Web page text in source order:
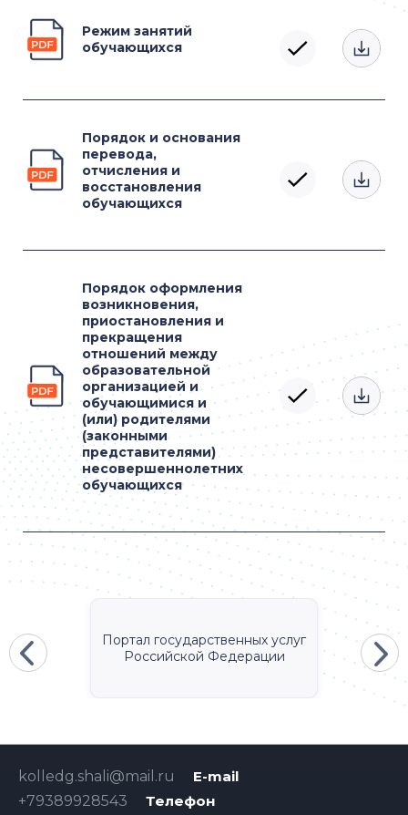
Режим занятий
обучающихся
Порядок и основания
перевода,
отчисления и
восстановления
обучающихся
Порядок оформления
возникновения,
приостановления и
прекращения
отношений между
образовательной
организацией и
обучающимися и
(или) родителями
(законными
представителями)
несовершеннолетних
обучающихся
Портал государственных услуг
Российской Федерации
E-mail
kolledg.shali@mail.ru
Телефон
+79389928543